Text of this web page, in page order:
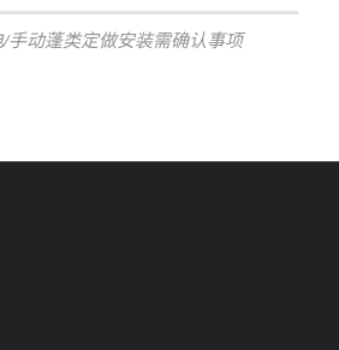
手动蓬类定做安装需确认事项